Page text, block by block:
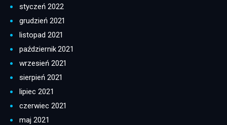
styczeń 2022
grudzień 2021
listopad 2021
październik 2021
wrzesień 2021
sierpień 2021
lipiec 2021
czerwiec 2021
maj 2021